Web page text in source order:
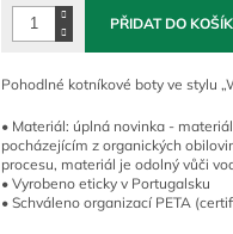
PŘIDAT DO
Pohodlné kotníkové boty ve stylu
• Materiál: úplná novinka -
pocházejícím z organických
procesu, materiál je odolný vůči
• Vyrobeno eticky v Portugalsku
• Schváleno organizací PETA